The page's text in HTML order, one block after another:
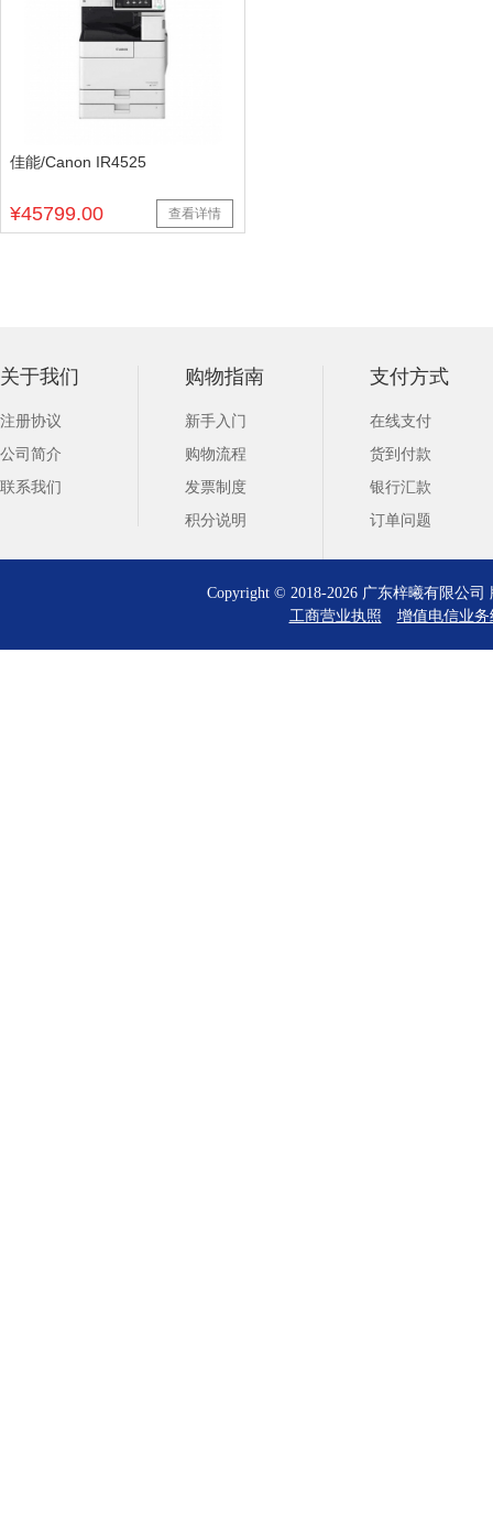
佳能/Canon IR4525
¥45799.00 查看详情
关于我们
注册协议
公司简介
联系我们
购物指南
新手入门
购物流程
发票制度
积分说明
支付方式
在线支付
货到付款
银行汇款
订单问题
Copyright © 2018-2026 广东梓曦有限公
工商营业执照
增值电信业务